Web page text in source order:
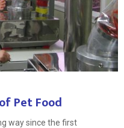
Pet Food
way since the first